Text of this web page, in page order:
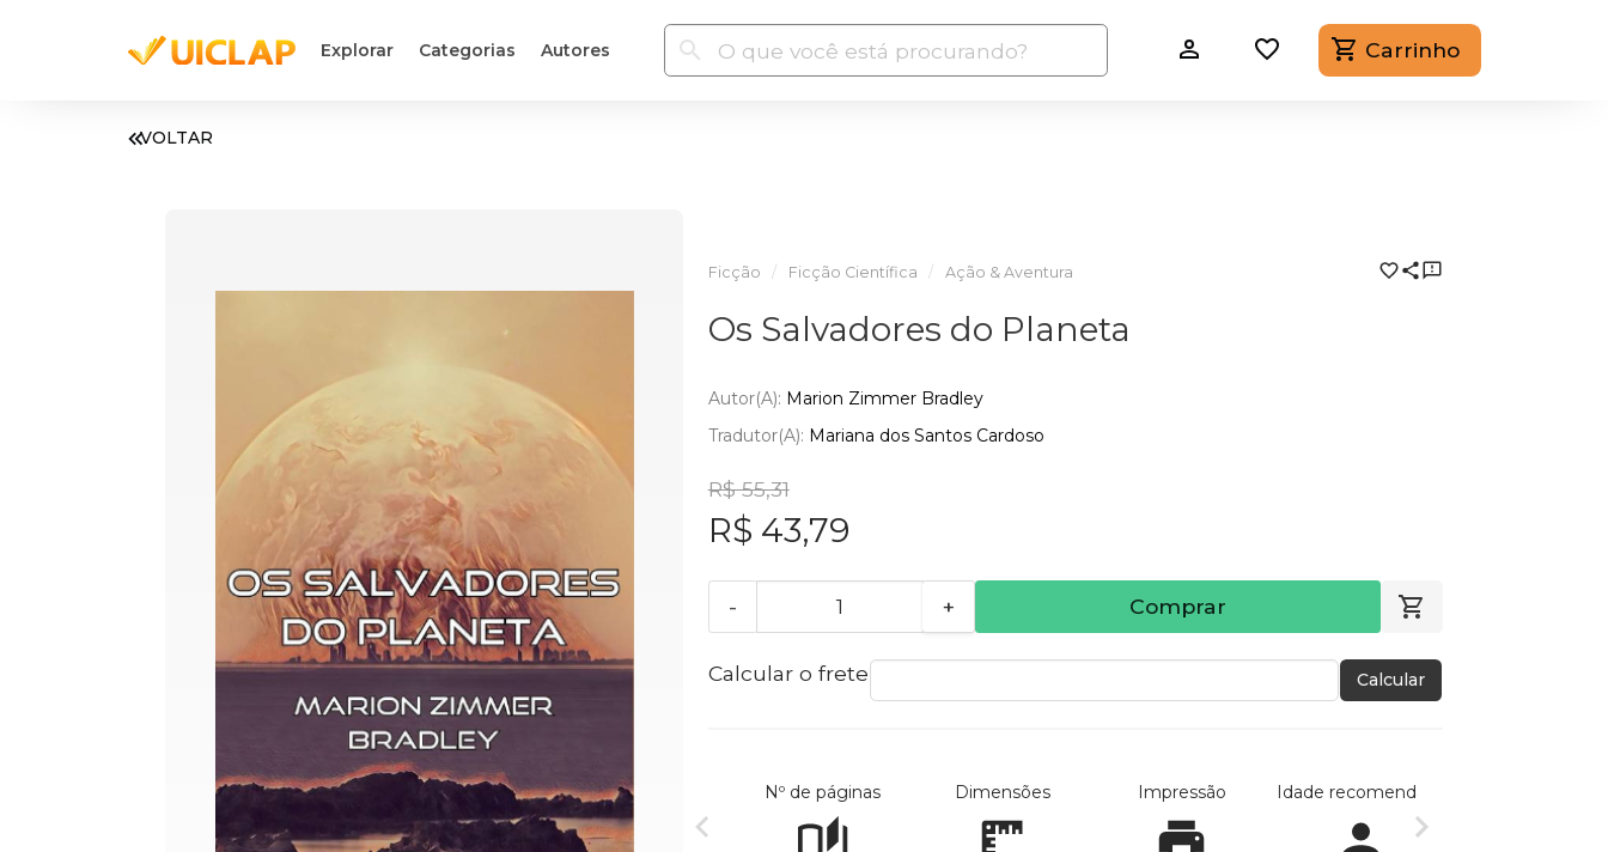
Explorar Categorias Autores Carrinho
VOLTAR
Ficção Ficção Científica Ação & Aventura
Os Salvadores do Planeta
Autor(a): Marion Zimmer Bradley
Tradutor(a): Mariana dos Santos Cardoso
R$ 55,31
R$ 43,79
- + Comprar
Calcular o frete Calcular
Nº de páginas Dimensões Impressão Idade recomendada